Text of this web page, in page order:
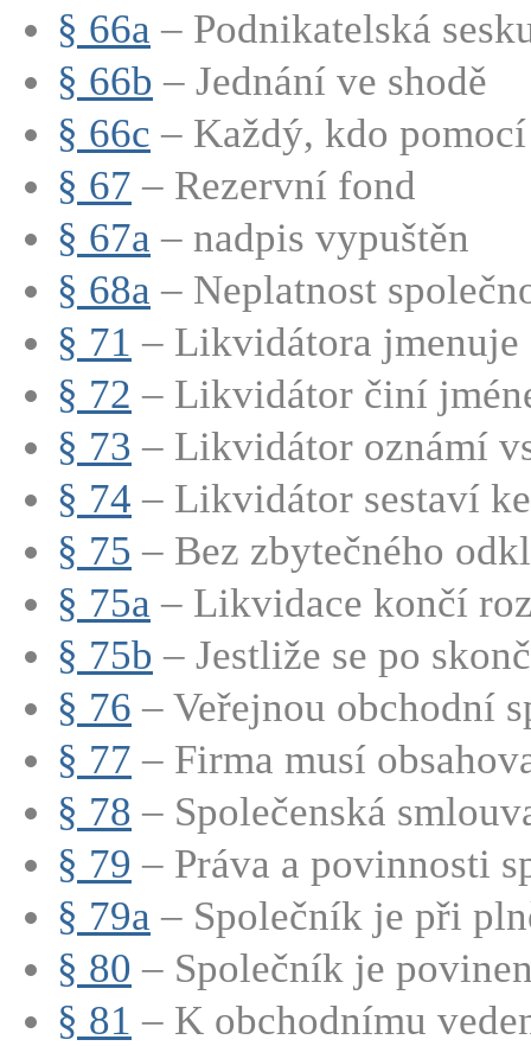
§ 66a – Podnikatelská
§ 66b – Jednání ve shodě
§ 66c – Každý, kdo
§ 67 – Rezervní fond
§ 67a – nadpis vypuštěn
§ 68a – Neplatnost
§ 71 – Likvidátora jmenuje
§ 72 – Likvidátor činí
§ 73 – Likvidátor oznámí
§ 74 – Likvidátor sestaví
§ 75 – Bez zbytečného
§ 75a – Likvidace končí
§ 75b – Jestliže se po
§ 76 – Veřejnou obchodní
§ 77 – Firma musí
§ 78 – Společenská
§ 79 – Práva a povinnosti
§ 79a – Společník je při
§ 80 – Společník je
§ 81 – K obchodnímu